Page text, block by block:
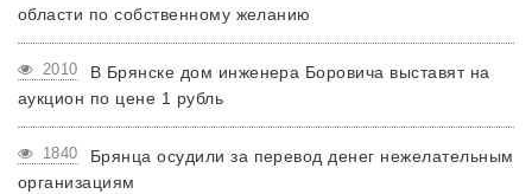
области по собственному желанию
2010
В Брянске дом инженера Боровича выставят на
аукцион по цене 1 рубль
1840
Брянца осудили за перевод денег нежелательным
организациям